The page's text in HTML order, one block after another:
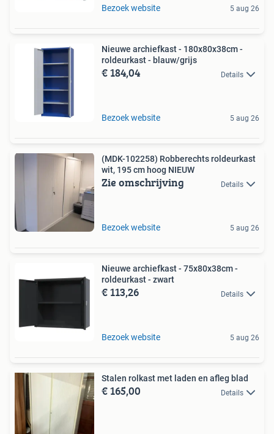
Bezoek website 5 aug 26
Nieuwe archiefkast - 180x80x38cm -
roldeurkast - blauw/grijs
€ 184,04 Details
Bezoek website 5 aug 26
(MDK-102258) Robberechts roldeurkast
wit, 195 cm hoog NIEUW
Zie omschrijving Details
Bezoek website 5 aug 26
Nieuwe archiefkast - 75x80x38cm -
roldeurkast - zwart
€ 113,26 Details
Bezoek website 5 aug 26
Stalen rolkast met laden en afleg blad
€ 165,00 Details